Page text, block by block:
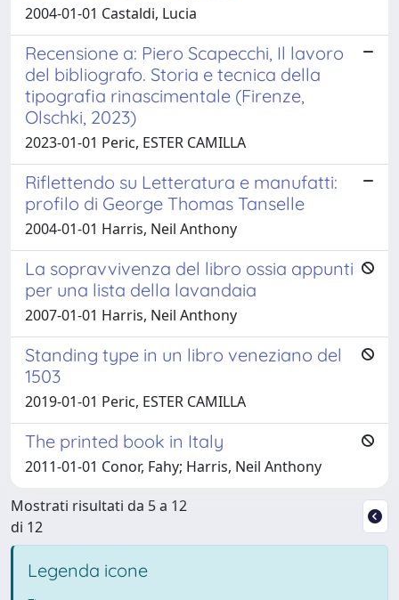
2004-01-01 Castaldi, Lucia
Recensione a: Piero Scapecchi, Il lavoro
del bibliografo. Storia e tecnica della
tipografia rinascimentale (Firenze,
Olschki, 2023)
2023-01-01 Peric, ESTER CAMILLA
Riflettendo su Letteratura e manufatti:
profilo di George Thomas Tanselle
2004-01-01 Harris, Neil Anthony
La sopravvivenza del libro ossia appunti
per una lista della lavandaia
2007-01-01 Harris, Neil Anthony
Standing type in un libro veneziano del
1503
2019-01-01 Peric, ESTER CAMILLA
The printed book in Italy
2011-01-01 Conor, Fahy; Harris, Neil Anthony
Mostrati risultati da 5 a 12
di 12
Legenda icone